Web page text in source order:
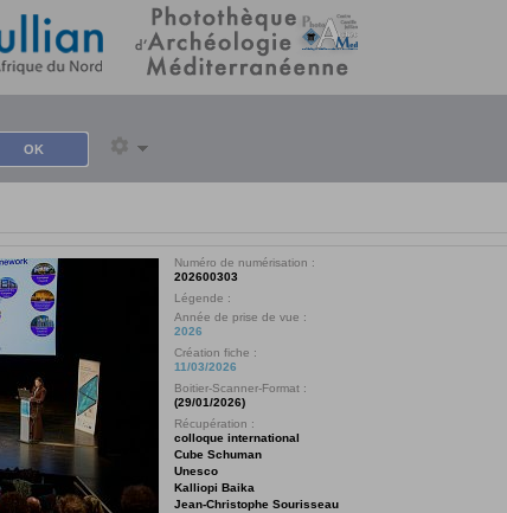
Numéro de numérisation :
202600303
Légende :
Année de prise de vue :
2026
Création fiche :
11/03/2026
Boitier-Scanner-Format :
(29/01/2026)
Récupération :
colloque international
Cube Schuman
Unesco
Kalliopi Baika
Jean-Christophe Sourisseau